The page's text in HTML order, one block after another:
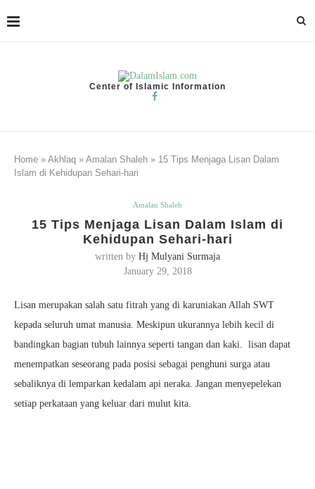
Center of Islamic Information
Home » Akhlaq » Amalan Shaleh » 15 Tips Menjaga Lisan Dalam
Islam di Kehidupan Sehari-hari
Amalan Shaleh
15 Tips Menjaga Lisan Dalam Islam di
Kehidupan Sehari-hari
written by Hj Mulyani Surmaja
January 29, 2018
Lisan merupakan salah satu fitrah yang di karuniakan Allah SWT
kepada seluruh umat manusia. Meskipun ukurannya lebih kecil di
bandingkan bagian tubuh lainnya seperti tangan dan kaki. lisan dapat
menempatkan seseorang pada posisi sebagai penghuni surga atau
sebaliknya di lemparkan kedalam api neraka. Jangan menyepelekan
setiap perkataan yang keluar dari mulut kita.